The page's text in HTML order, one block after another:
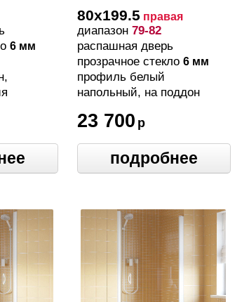
6 мм
01 01 R профиль
белый, стекло
прозрачное
80х199.5 правая
диапазон 79-82
распашная дверь
прозрачное стекло 6 мм
профиль белый
напольный, на поддон
23 700 р
подробнее